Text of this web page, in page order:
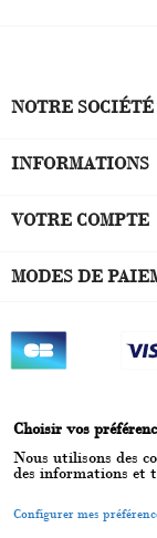
NOTRE SOCIÉTÉ
INFORMATIONS
VOTRE COMPTE
MODES DE
SitesInternet.pro
Choisir vos
Nous utilisons des
des informations et
Configurer mes